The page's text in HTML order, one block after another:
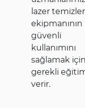
lazer
ekipmanının
güvenli
kullanımını
sağlamak için
gerekli
verir.